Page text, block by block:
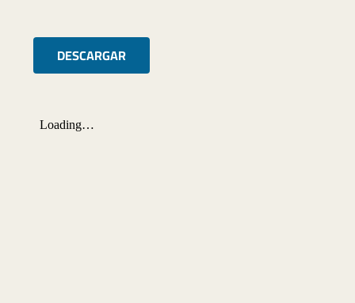
DESCARGAR